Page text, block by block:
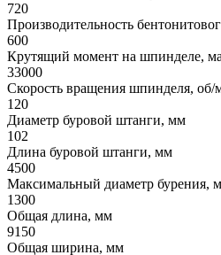
720
Производительность
600
Крутящий момент на шпинделе,
33000
Скорость вращения шпинделя, об/
120
Диаметр буровой штанги, мм
102
Длина буровой штанги, мм
4500
Максимальный диаметр бурения,
1300
Общая длина, мм
9150
Общая ширина, мм